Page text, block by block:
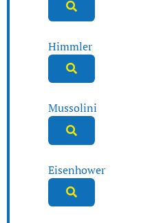
Himmler
Mussolini
Eisenhower